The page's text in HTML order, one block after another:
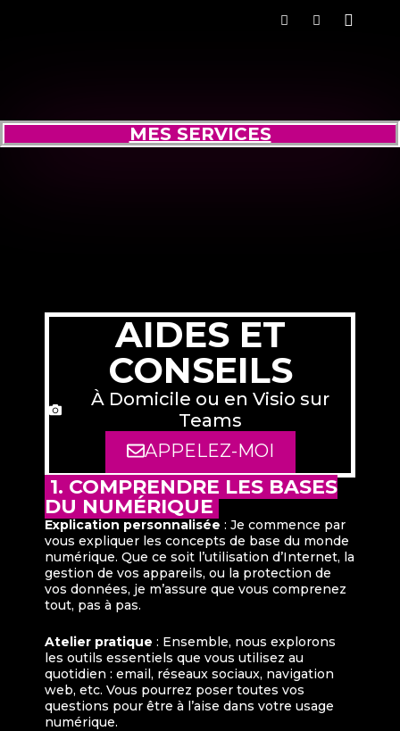
MES SERVICES
AIDES ET
CONSEILS
À Domicile ou en Visio sur
Teams
APPELEZ-MOI
1. COMPRENDRE LES BASES
DU NUMÉRIQUE
Explication personnalisée : Je commence par
vous expliquer les concepts de base du monde
numérique. Que ce soit l’utilisation d’Internet, la
gestion de vos appareils, ou la protection de
vos données, je m’assure que vous comprenez
tout, pas à pas.
Atelier pratique : Ensemble, nous explorons
les outils essentiels que vous utilisez au
quotidien : email, réseaux sociaux, navigation
web, etc. Vous pourrez poser toutes vos
questions pour être à l’aise dans votre usage
numérique.